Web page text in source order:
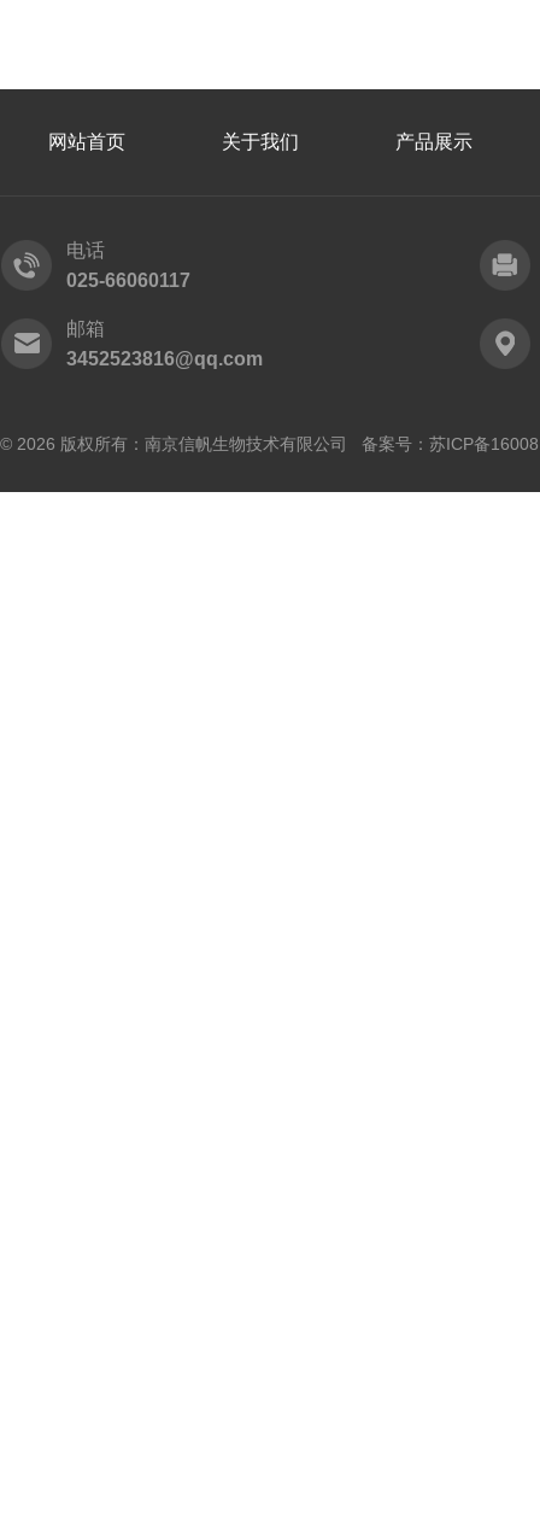
网站首页 关于我们 产品展示
电话
025-66060117
邮箱
3452523816@qq.com
© 2026 版权所有：南京信帆生物技术有限公司 备案号： 苏ICP备